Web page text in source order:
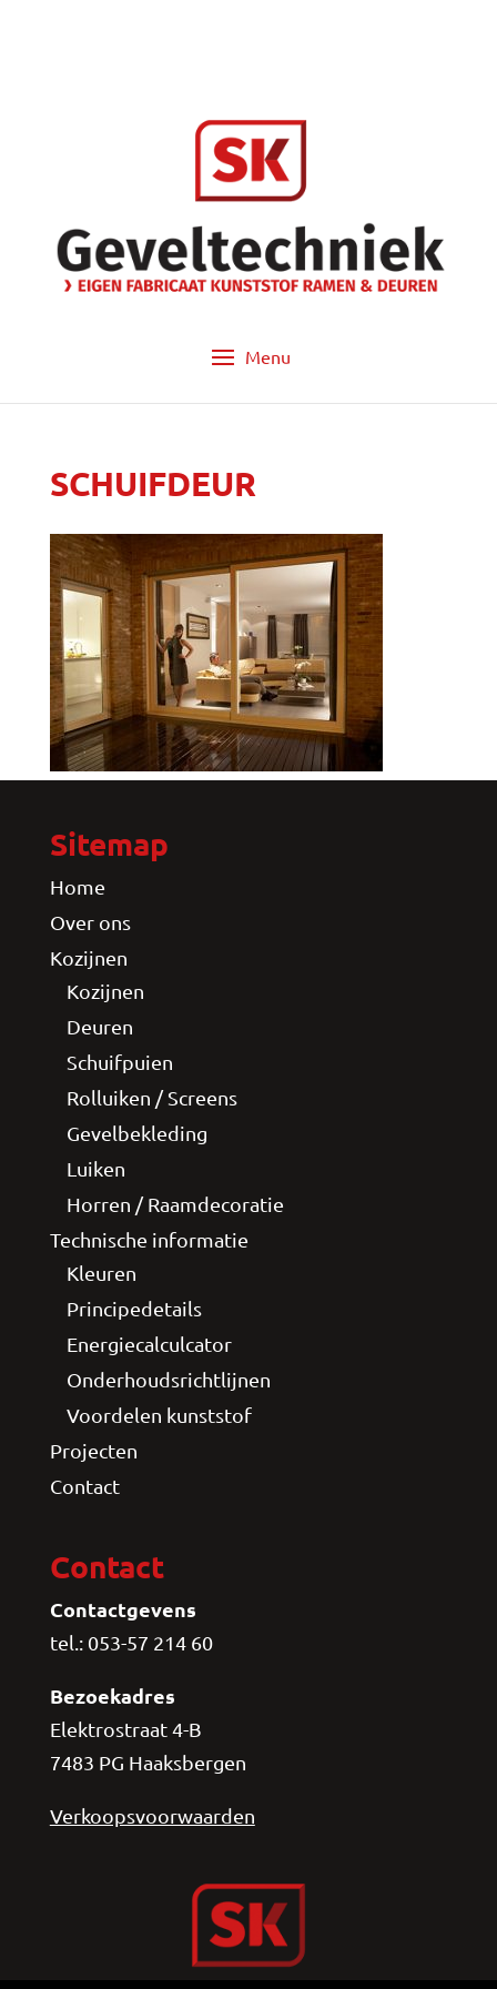
SCHUIFDEUR
Sitemap
Home
Over ons
Kozijnen
Kozijnen
Deuren
Schuifpuien
Rolluiken / Screens
Gevelbekleding
Luiken
Horren / Raamdecoratie
Technische informatie
Kleuren
Principedetails
Energiecalculcator
Onderhoudsrichtlijnen
Voordelen kunststof
Projecten
Contact
Contact
Contactgevens
tel.: 053-57 214 60
Bezoekadres
Elektrostraat 4-B
7483 PG Haaksbergen
Verkoopsvoorwaarden